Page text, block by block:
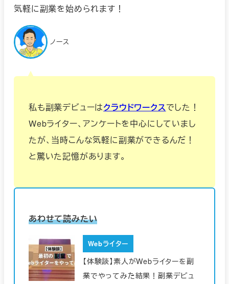
気軽に副業を始められます！
ノース
私も副業デビューはクラウドワークスでした！
Webライター、アンケートを中心にしていまし
たが、当時こんな気軽に副業ができるんだ！
と驚いた記憶があります。
あわせて読みたい
Webライター
【体験談】素人がWebライターを副
業でやってみた結果！副業デビュ